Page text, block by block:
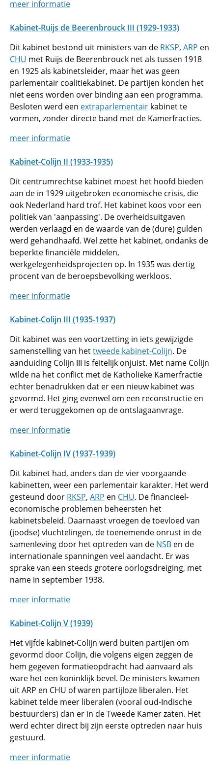
meer informatie
Kabinet-Ruijs de Beerenbrouck III (1929-1933)
Dit kabinet bestond uit ministers van de RKSP, ARP en
CHU met Ruijs de Beerenbrouck net als tussen 1918
en 1925 als kabinetsleider, maar het was geen
parlementair coalitiekabinet. De partijen konden het
niet eens worden over binding aan een programma.
Besloten werd een extraparlementair kabinet te
vormen, zonder directe band met de Kamerfracties.
meer informatie
Kabinet-Colijn II (1933-1935)
Dit centrumrechtse kabinet moest het hoofd bieden
aan de in 1929 uitgebroken economische crisis, die
ook Nederland hard trof. Het kabinet koos voor een
politiek van 'aanpassing'. De overheidsuitgaven
werden verlaagd en de waarde van de (dure) gulden
werd gehandhaafd. Wel zette het kabinet, ondanks de
beperkte financiële middelen,
werkgelegenheidsprojecten op. In 1935 was dertig
procent van de beroepsbevolking werkloos.
meer informatie
Kabinet-Colijn III (1935-1937)
Dit kabinet was een voortzetting in iets gewijzigde
samenstelling van hettweede kabinet-Colijn. De
aanduiding Colijn III is feitelijk onjuist. Met name Colijn
wilde na het conflict met de Katholieke Kamerfractie
echter benadrukken dat er een nieuw kabinet was
gevormd. Het ging evenwel om een reconstructie en
er werd teruggekomen op de ontslagaanvrage.
meer informatie
Kabinet-Colijn IV (1937-1939)
Dit kabinet had, anders dan de vier voorgaande
kabinetten, weer een parlementair karakter. Het werd
gesteund door RKSP, ARP en CHU. De financieel-
economische problemen beheersten het
kabinetsbeleid. Daarnaast vroegen de toevloed van
(joodse) vluchtelingen, de toenemende onrust in de
samenleving door het optreden van de NSB en de
internationale spanningen veel aandacht. Er was
sprake van een steeds grotere oorlogsdreiging, met
name in september 1938.
meer informatie
Kabinet-Colijn V (1939)
Het vijfde kabinet-Colijn werd buiten partijen om
gevormd door Colijn, die volgens eigen zeggen de
hem gegeven formatieopdracht had aanvaard als
ware het een koninklijk bevel. De ministers kwamen
uit ARP en CHU of waren partijloze liberalen. Het
kabinet telde meer liberalen (vooral oud-Indische
bestuurders) dan er in de Tweede Kamer zaten. Het
werd echter direct bij zijn eerste optreden naar huis
gestuurd.
meer informatie